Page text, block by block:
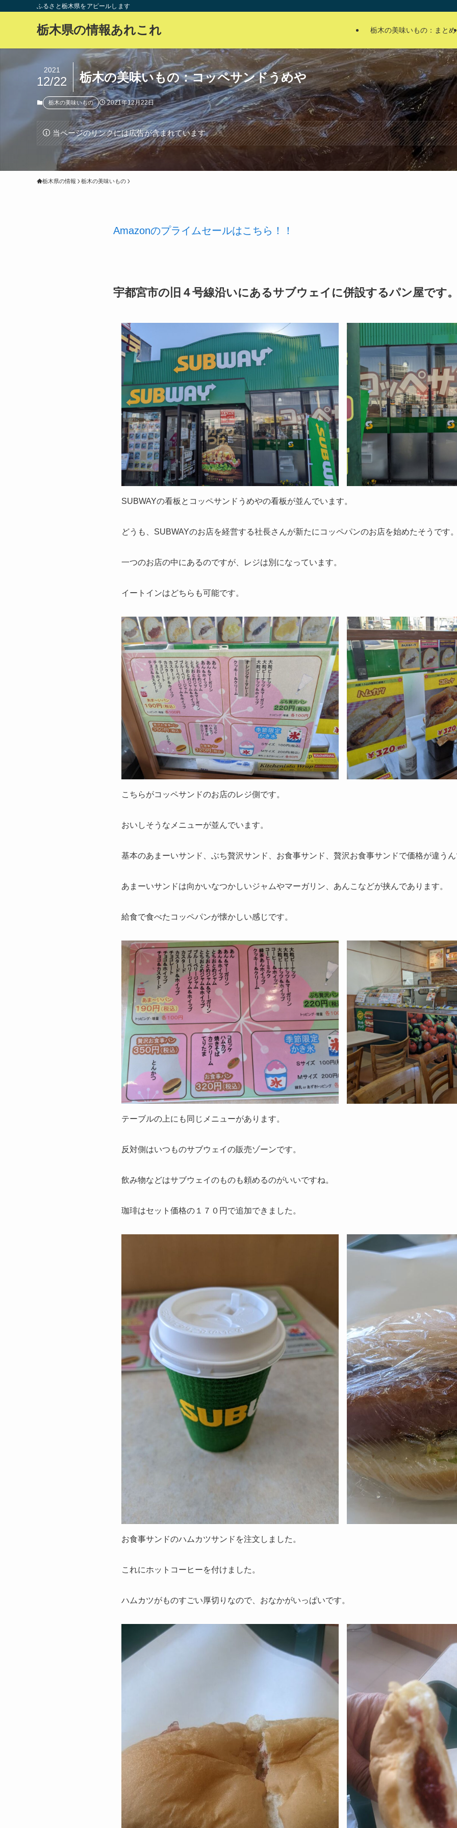
ふるさと栃木県をアピールします
栃木県の情報あれこれ 栃木の美味いもの：まとめ
栃木の美味いもの：コッペサンドうめや
2021
12/22
栃木の美味いもの 2021年12月22日
当ページのリンクには広告が含まれています。
栃木県の情報 栃木の美味いもの
Amazonのプライムセールはこちら！！
宇都宮市の旧４号線沿いにあるサブウェイに併設するパン屋です
SUBWAYの看板とコッペサンドうめやの看板が並んでいます。
どうも、SUBWAYのお店を経営する社長さんが新たにコッペパンのお店を始めたそうです
一つのお店の中にあるのですが、レジは別になっています。
イートインはどちらも可能です。
こちらがコッペサンドのお店のレジ側です。
おいしそうなメニューが並んでいます。
基本のあまーいサンド、ぶち贅沢サンド、お食事サンド、贅沢お食事サンドで価格が違う
あまーいサンドは向かいなつかしいジャムやマーガリン、あんこなどが挟んであります。
給食で食べたコッペパンが懐かしい感じです。
テーブルの上にも同じメニューがあります。
反対側はいつものサブウェイの販売ゾーンです。
飲み物などはサブウェイのものも頼めるのがいいですね。
珈琲はセット価格の１７０円で追加できました。
お食事サンドのハムカツサンドを注文しました。
これにホットコーヒーを付けました。
ハムカツがものすごい厚切りなので、おなかがいっぱいです。